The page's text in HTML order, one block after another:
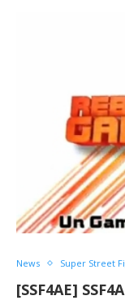
News Super Street
[SSF4AE]